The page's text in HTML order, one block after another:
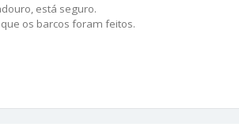
está seguro.
os barcos foram feitos.